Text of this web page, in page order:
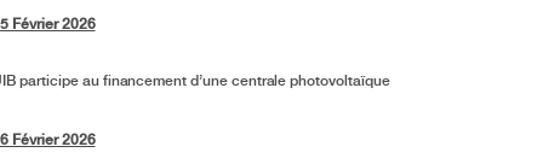
Février 2026
participe au financement d’une centrale photovoltaïque
Février 2026